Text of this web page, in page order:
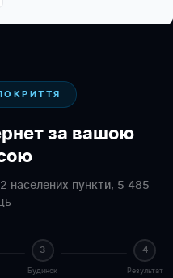
за вашою
населених пункти, 5 485
3
Будинок
4
Результат